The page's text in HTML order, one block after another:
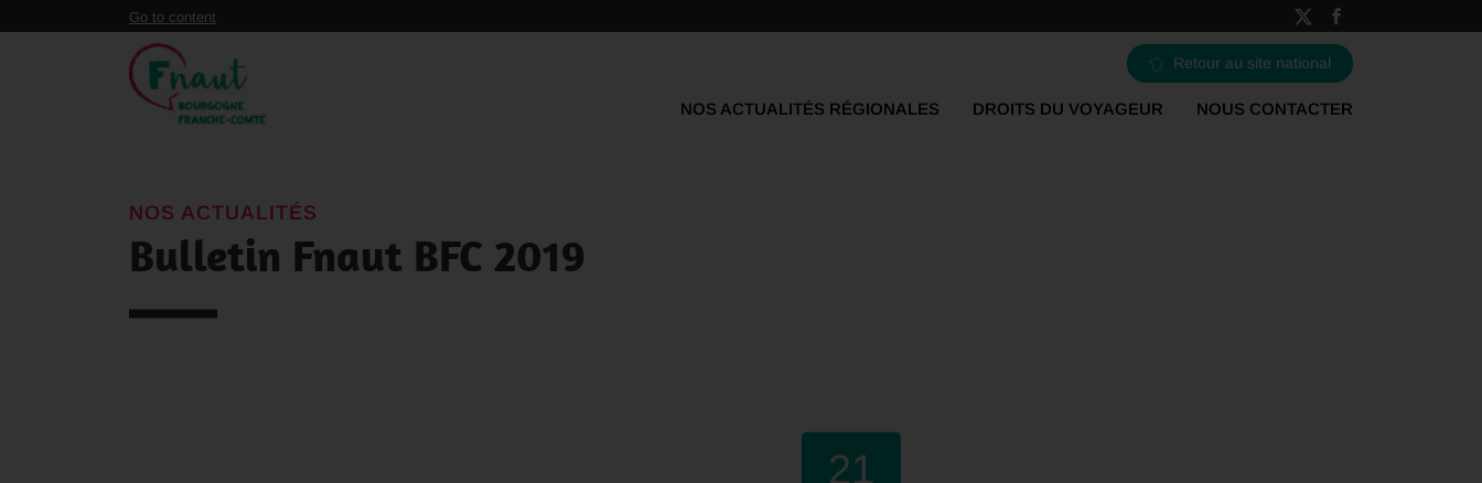
Panneau de gestion des cookies
Go to content
Retour au site national
NOS ACTUALITÉS RÉGIONALES DROITS DU VOYAGEUR NOUS CONTACTER
NOS ACTUALITÉS
Bulletin Fnaut BFC 2019
21